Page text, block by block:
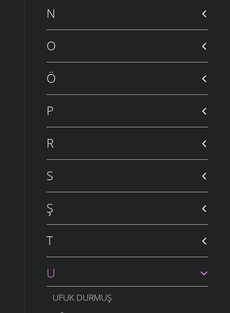
N
O
Ö
P
R
S
Ş
T
U
UFUK DURMUŞ